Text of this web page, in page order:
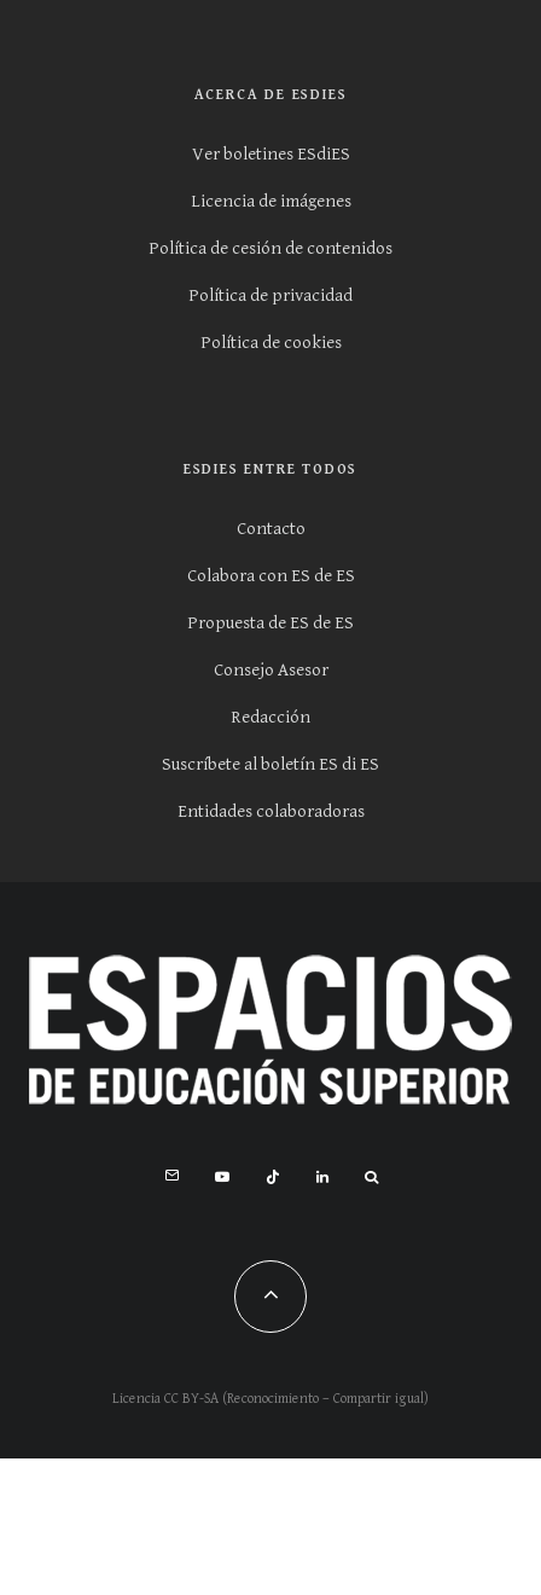
ACERCA DE ESDIES
Ver boletines ESdiES
Licencia de imágenes
Política de cesión de contenidos
Política de privacidad
Política de cookies
ESDIES ENTRE TODOS
Contacto
Colabora con ES de ES
Propuesta de ES de ES
Consejo Asesor
Redacción
Suscríbete al boletín ES di ES
Entidades colaboradoras
Licencia CC BY-SA (Reconocimiento – Compartir igual)